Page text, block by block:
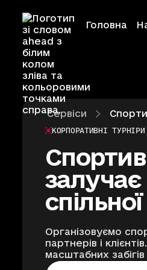
Головна
Сервіси
КОРПОРАТИВНІ
Організовуємо
партнерів і
масштабних